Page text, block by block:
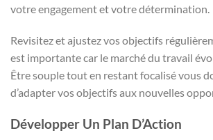
votre engagement et votre détermination.
Revisitez et ajustez vos objectifs
est importante car le marché du travail
Être souple tout en restant focalisé vous
d’adapter vos objectifs aux nouvelles
Développer Un Plan D’Action